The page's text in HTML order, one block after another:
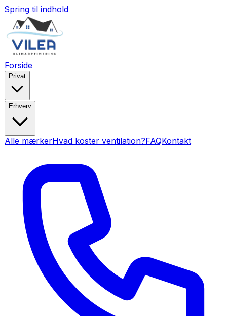
Spring til indhold
Forside
Privat
Erhverv
Alle mærkerHvad koster ventilation?FAQKontakt